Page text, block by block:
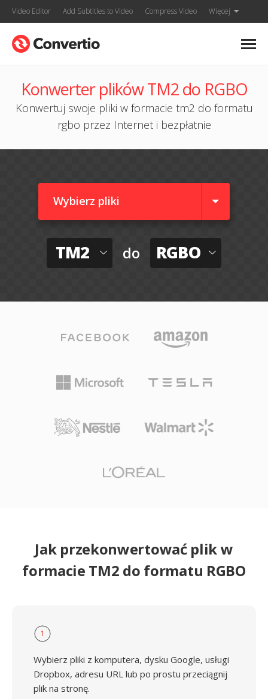
Video Editor Add Subtitles to Video Compress Video Więcej
Konwerter plików TM2 do RGBO
Konwertuj swoje pliki w formacie tm2 do formatu
rgbo przez Internet i bezpłatnie
Wybierz pliki
TM2 do RGBO
Jak przekonwertować plik w
formacie TM2 do formatu RGBO
1
Wybierz pliki z komputera, dysku Google, usługi
Dropbox, adresu URL lub po prostu przeciągnij
plik na stronę.